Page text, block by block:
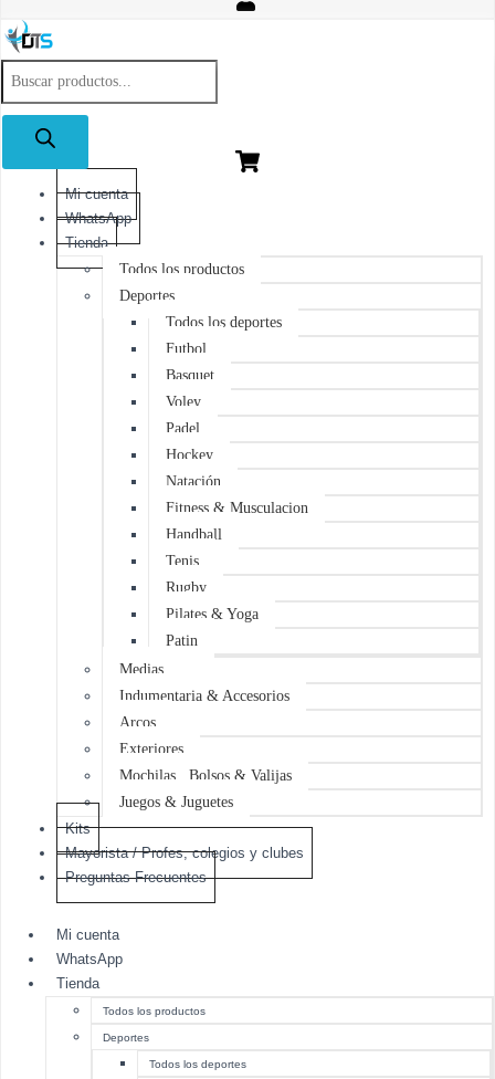
de
productos
Mi cuenta
WhatsApp
Tienda
Todos los productos
Deportes
Todos los deportes
Futbol
Basquet
Voley
Padel
Hockey
Natación
Fitness & Musculacion
Handball
Tenis
Rugby
Pilates & Yoga
Patin
Medias
Indumentaria & Accesorios
Arcos
Exteriores
Mochilas , Bolsos & Valijas
Juegos & Juguetes
Kits
Mayorista / Profes, colegios y clubes
Preguntas Frecuentes
Mi cuenta
WhatsApp
Tienda
Todos los productos
Deportes
Todos los deportes